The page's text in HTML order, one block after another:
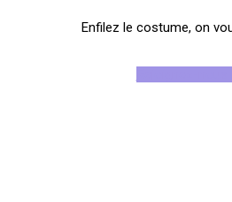
Enfilez le costume, on